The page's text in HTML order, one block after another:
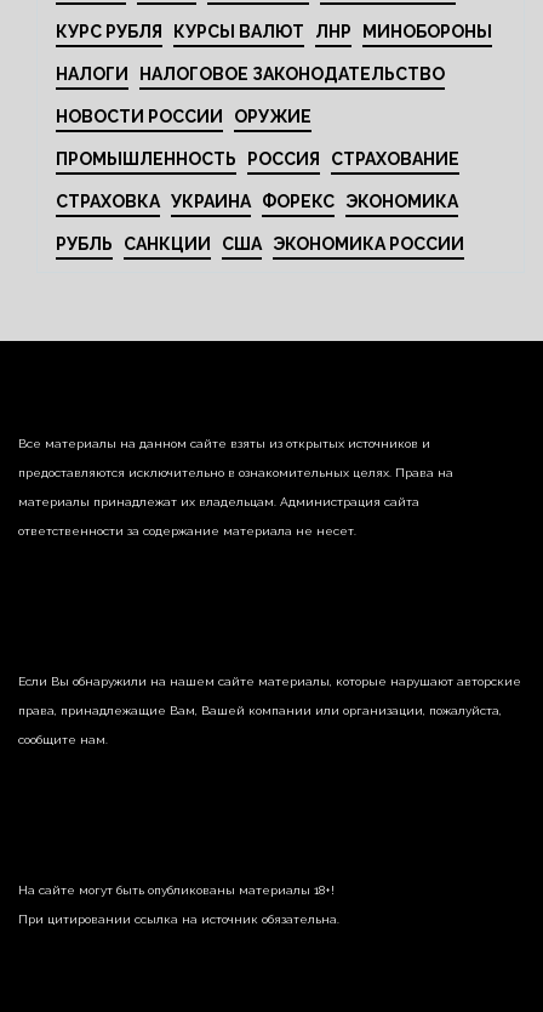
КУРС РУБЛЯ КУРСЫ ВАЛЮТ ЛНР МИНОБОРОНЫ
НАЛОГИ НАЛОГОВОЕ ЗАКОНОДАТЕЛЬСТВО
НОВОСТИ РОССИИ ОРУЖИЕ
ПРОМЫШЛЕННОСТЬ РОССИЯ СТРАХОВАНИЕ
СТРАХОВКА УКРАИНА ФОРЕКС ЭКОНОМИКА
РУБЛЬ САНКЦИИ США ЭКОНОМИКА РОССИИ
Все материалы на данном сайте взяты из открытых источников и
предоставляются исключительно в ознакомительных целях. Права на
материалы принадлежат их владельцам. Администрация сайта
ответственности за содержание материала не несет.
Если Вы обнаружили на нашем сайте материалы, которые нарушают авторские
права, принадлежащие Вам, Вашей компании или организации, пожалуйста,
сообщите нам.
На сайте могут быть опубликованы материалы 18+!
При цитировании ссылка на источник обязательна.